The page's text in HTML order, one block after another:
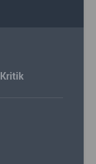
Kritik